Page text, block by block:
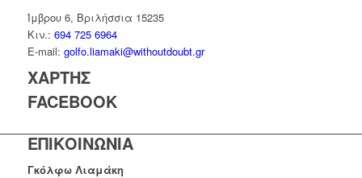
Ίμβρου 6, Βριλήσσια 15235
Κιν.: 694 725 6964
E-mail: golfo.liamaki@withoutdoubt.gr
ΧΑΡΤΗΣ
FACEBOOK
ΕΠΙΚΟΙΝΩΝΙΑ
Γκόλφω Λιαμάκη